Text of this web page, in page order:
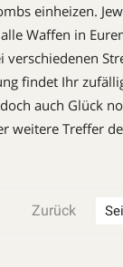
einheizen.
Waffen in
verschiedenen
findet Ihr
auch Glück
weitere Treffer
Zurück